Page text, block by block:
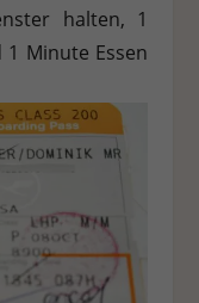
halten, 1
Minute Essen